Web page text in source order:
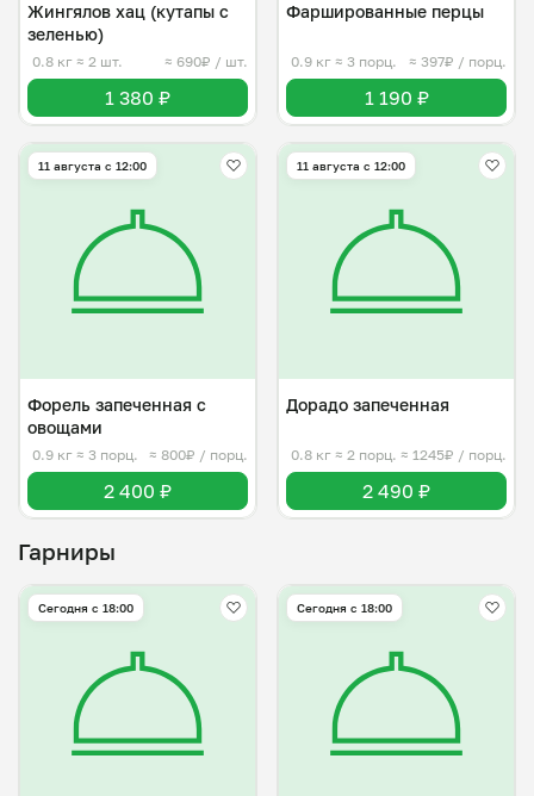
Жингялов хац (кутапы с
зеленью)
0.8 кг ≈ 2 шт. ≈ 690₽ / шт.
1 380 ₽
Фаршированные перцы
0.9 кг ≈ 3 порц. ≈ 397₽ / порц.
1 190 ₽
11 августа с 12:00
Форель запеченная с
овощами
0.9 кг ≈ 3 порц. ≈ 800₽ / порц.
2 400 ₽
11 августа с 12:00
Дорадо запеченная
0.8 кг ≈ 2 порц. ≈ 1245₽ / порц.
2 490 ₽
Гарниры
Сегодня с 18:00 Сегодня с 18:00